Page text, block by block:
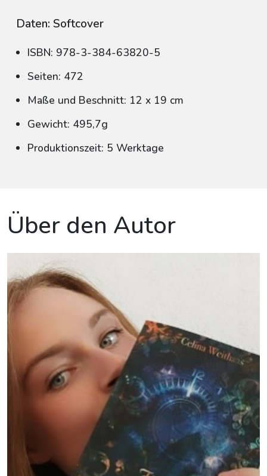
Daten: Softcover
ISBN: 978-3-384-63820-5
Seiten: 472
Maße und Beschnitt: 12 x 19 cm
Gewicht: 495,7g
Produktionszeit: 5 Werktage
Über den Autor